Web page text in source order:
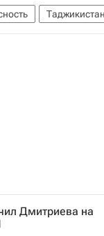
Таджикистан
СНГ
Андрей
Дмитриева на